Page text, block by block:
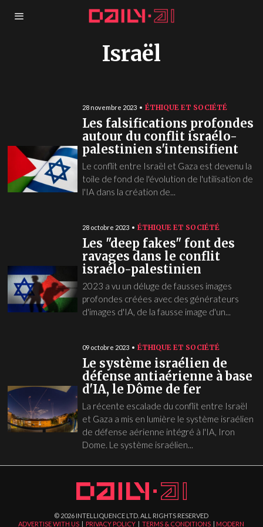
Israël
28 novembre 2023 ÉTHIQUE ET SOCIÉTÉ
Les falsifications profondes
autour du conflit israélo-
palestinien s'intensifient
Le conflit entre Israël et Gaza est devenu la
toile de fond de l'évolution de l'utilisation de
l'IA dans la création de...
28 octobre 2023 ÉTHIQUE ET SOCIÉTÉ
Les "deep fakes" font des
ravages dans le conflit
israélo-palestinien
2023 a vu un déluge de fausses images
profondes créées avec des générateurs
d'images d'IA, de la fausse image d'un...
09 octobre 2023 ÉTHIQUE ET SOCIÉTÉ
Le système israélien de
défense antiaérienne à base
d'IA, le Dôme de fer
La récente escalade du conflit entre Israël
et Gaza a mis en lumière le système israélien
de défense aérienne intégré à l'IA, Iron
Dome. Le système israélien...
© 2026 INTELLIQUENCE LTD. ALL RIGHTS RESERVED
ADVERTISE WITH US | PRIVACY POLICY |TERMS & CONDITIONS | MODERN